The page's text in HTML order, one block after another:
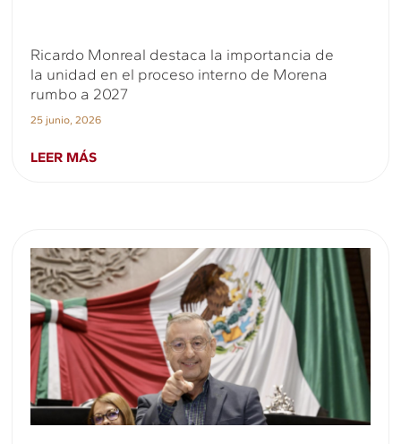
Ricardo Monreal destaca la importancia de
la unidad en el proceso interno de Morena
rumbo a 2027
25 junio, 2026
LEER MÁS